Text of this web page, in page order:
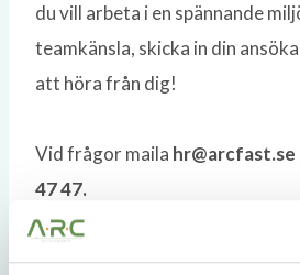
du vill arbeta i en spännande
teamkänsla, skicka in din
att höra från dig!
Vid frågor maila hr@arcfast.se
47 47.
Ansökningar inskickade på